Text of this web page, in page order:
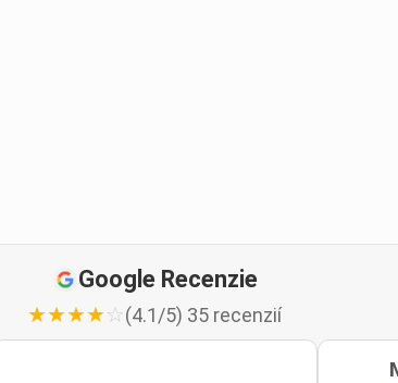
Google Recenzie
★★★★☆(4.1/5) 35 recenzií